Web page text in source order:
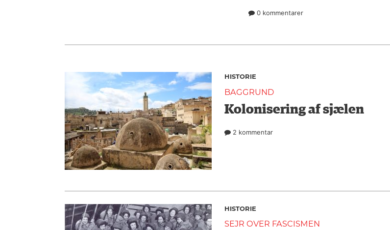
0 kommentarer
HISTORIE
BAGGRUND
Kolonisering af sjælen
2 kommentar
HISTORIE
SEJR OVER FASCISMEN